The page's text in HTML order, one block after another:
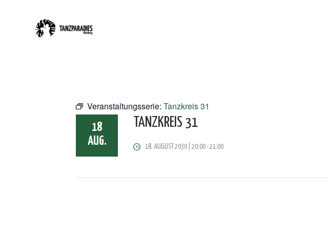
Veranstaltungsserie: Tanzkreis 31
18
AUG.
TANZKREIS 31
18. AUGUST 2030 | 20:00-21:00